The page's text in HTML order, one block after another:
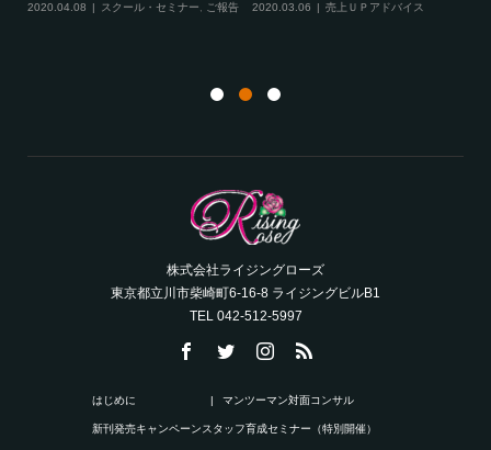
2020.04.08 スクール・セミナー ご報告 2020.03.06 売上ＵＰアドバイス
株式会社ライジングローズ
東京都立川市柴崎町6-16-8 ライジングビルB1
TEL 042-512-5997
はじめに
新刊発売キャンペーン
マンツーマン対面コンサル
スタッフ育成セミナー（特別開催）